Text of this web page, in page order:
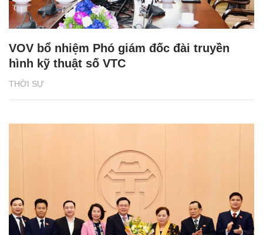
THỜI SỰ
VOV bổ nhiệm Phó giám đốc đài truyền
hình kỹ thuật số VTC